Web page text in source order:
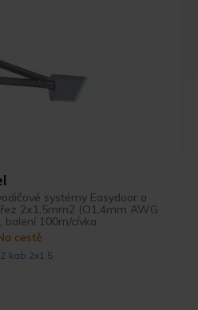
systémy Easydoor a
2x1,5mm2 (O1,4mm AWG
balení 100m/cívka
cestě
kab 2x1,5